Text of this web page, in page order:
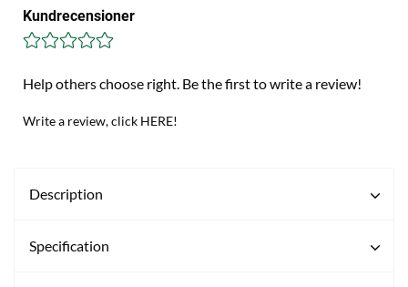
Kundrecensioner
Help others choose right. Be the first to write a review!
Write a review, click HERE!
Description
Specification